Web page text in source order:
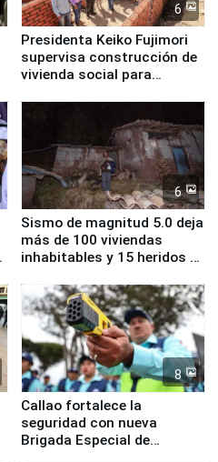
6
Presidenta Keiko Fujimori
supervisa construcción de
vivienda social para
6
Sismo de magnitud 5.0 deja
más de 100 viviendas
inhabitables y 15 heridos en
8
Callao fortalece la
seguridad con nueva
Brigada Especial de